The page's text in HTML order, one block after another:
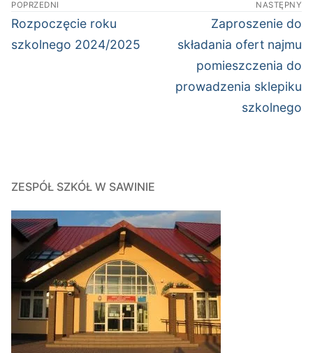
wpisu
POPRZEDNI
Poprzedni
wpis:
Rozpoczęcie roku
szkolnego 2024/2025
NASTĘPNY
Następny
wpis:
Zaproszenie do
składania ofert najmu
pomieszczenia do
prowadzenia sklepiku
szkolnego
ZESPÓŁ SZKÓŁ W SAWINIE